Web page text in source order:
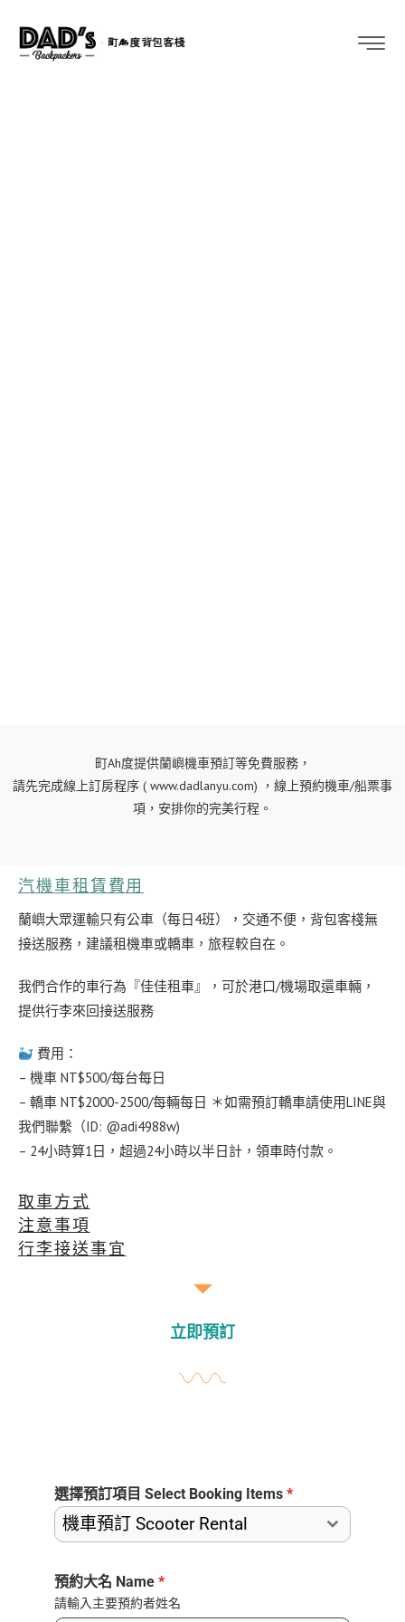
町Ah度提供蘭嶼機車預訂等免費服務，
請先完成線上訂房程序 ( www.dadlanyu.com) ，線上預約機車/船票事
項，安排你的完美行程。
汽機車租賃費用
蘭嶼大眾運輸只有公車（每日4班），交通不便，背包客棧無
接送服務，建議租機車或轎車，旅程較自在。
我們合作的車行為『佳佳租車』，可於港口/機場取還車輛，
提供行李來回接送服務
費用：
– 機車 NT$500/每台每日
– 轎車 NT$2000-2500/每輛每日 ＊如需預訂轎車請使用LINE與
我們聯繫（ID: @adi4988w)
– 24小時算1日，超過24小時以半日計，領車時付款。
取車方式
注意事項
行李接送事宜
立即預訂
選擇預訂項目 Select Booking Items *
機車預訂 Scooter Rental
預約大名 Name *
請輸入主要預約者姓名